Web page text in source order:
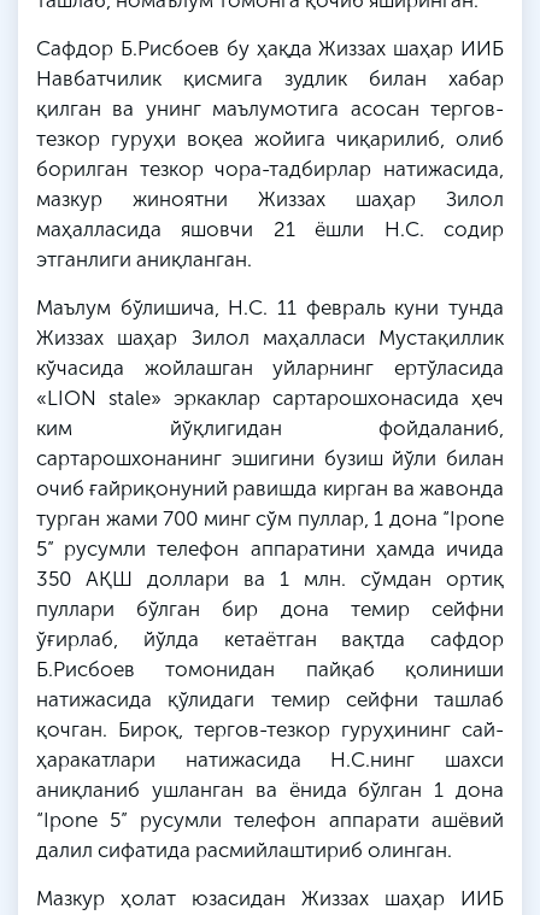
Сафдор Б.Рисбоев бу ҳақда Жиззах шаҳар ИИБ
Навбатчилик қисмига зудлик билан хабар
қилган ва унинг маълумотига асосан тергов-
тезкор гуруҳи воқеа жойига чиқарилиб, олиб
борилган тезкор чора-тадбирлар натижасида,
мазкур жиноятни Жиззах шаҳар Зилол
маҳалласида яшовчи 21 ёшли Н.С. содир
этганлиги аниқланган.
Маълум бўлишича, Н.С. 11 февраль куни тунда
Жиззах шаҳар Зилол маҳалласи Мустақиллик
кўчасида жойлашган уйларнинг ертўласида
«LION stale» эркаклар сартарошхонасида ҳеч
ким йўқлигидан фойдаланиб,
сартарошхонанинг эшигини бузиш йўли билан
очиб ғайриқонуний равишда кирган ва жавонда
турган жами 700 минг сўм пуллар, 1 дона “Ipone
5” русумли телефон аппаратини ҳамда ичида
350 АҚШ доллари ва 1 млн. сўмдан ортиқ
пуллари бўлган бир дона темир сейфни
ўғирлаб, йўлда кетаётган вақтда сафдор
Б.Рисбоев томонидан пайқаб қолиниши
натижасида қўлидаги темир сейфни ташлаб
қочган. Бироқ, тергов-тезкор гуруҳининг сай-
ҳаракатлари натижасида Н.С.нинг шахси
аниқланиб ушланган ва ёнида бўлган 1 дона
“Ipone 5” русумли телефон аппарати ашёвий
далил сифатида расмийлаштириб олинган.
Мазкур ҳолат юзасидан Жиззах шаҳар ИИБ